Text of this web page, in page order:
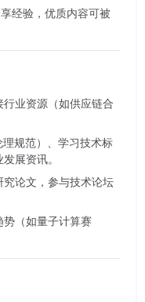
经验，优质内容可被
行业资源（如供应链合
理规范）、学习技术标
展资讯。
究论文，参与技术论坛
势（如量子计算赛